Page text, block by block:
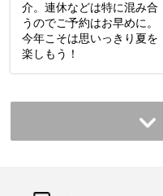
介。連休などは特に混み合
うのでご予約はお早めに。
今年こそは思いっきり夏を
楽しもう！